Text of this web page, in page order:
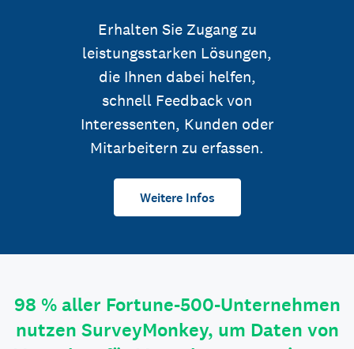
Erhalten Sie Zugang zu
leistungsstarken Lösungen,
die Ihnen dabei helfen,
schnell Feedback von
Interessenten, Kunden oder
Mitarbeitern zu erfassen.
Weitere Infos
98 % aller Fortune-500-Unternehmen
nutzen SurveyMonkey, um Daten von